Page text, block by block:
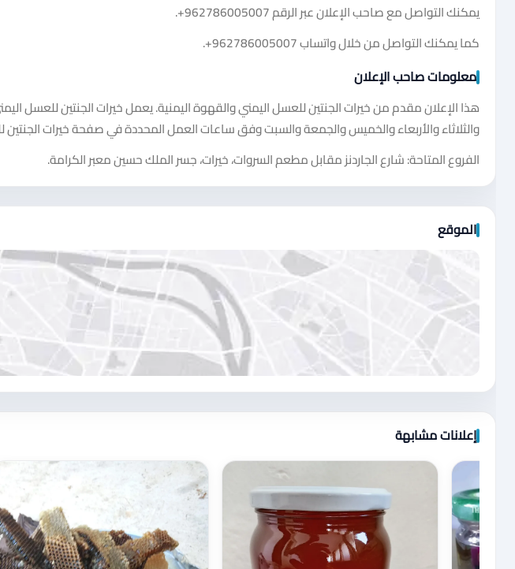
يمكنك التواصل مع صاحب الإعلان عبر الرقم+962786005007
.
كما يمكنك التواصل من خلال واتساب+962786005007
.
معلومات صاحب الإعلان
هذا الإعلان مقدم من خيرات الجنتين للعسل اليمني والقهوة اليمنية. يعمل خيرات الجنتين للعسل
والثلاثاء والأربعاء والخميس والجمعة والسبت وفق ساعات العمل المحددة في صفحة خيرات الجنتين
الفروع المتاحة: شارع الجاردنز مقابل مطعم السروات، خيرات، جسر الملك حسين معبر الكرامة.
الموقع
اضغط لتحميل الموقع
إعلانات مشابهة